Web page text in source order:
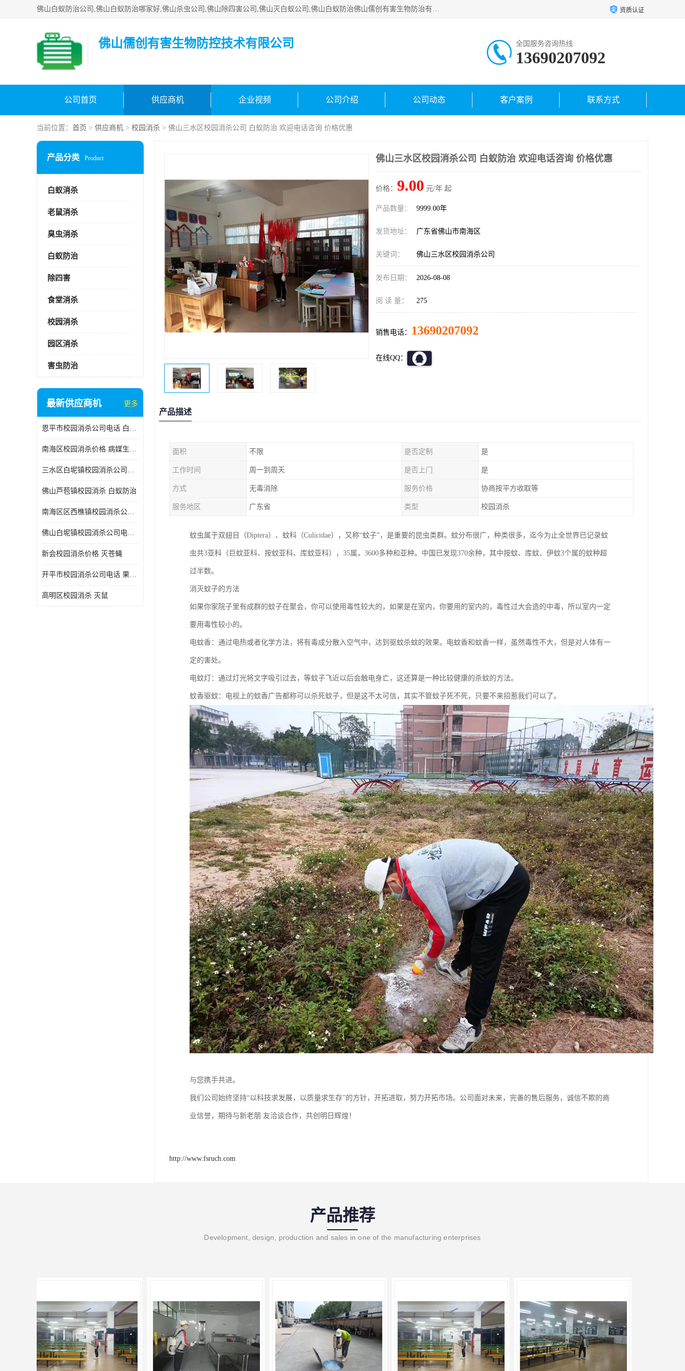
佛山白蚁防治公司,佛山白蚁防治哪家好,佛山杀虫公司,佛山除四害公司,佛山灭白蚁公司,佛山白蚁防治佛山儒创有害生物防治有限公司是一家佛山杀虫公司、佛山除四害公司、佛山灭白蚁公司、佛山白蚁防治公司，让您远离虫害困扰。要问佛山白蚁防治哪家好？佛山儒创有害生物防治有限公司全佛山、广州，正规公司，上门勘查，可靠，售后有保障。 资质认证
佛山儒创有害生物防控技术有限公司 全国服务咨询热线:
13690207092
公司首页 供应商机 企业视频 公司介绍 公司动态 客户案例 联系方式
当前位置： 首页 > 供应商机 > 校园消杀 > 佛山三水区校园消杀公司 白蚁防治 欢迎电话咨询 价格优惠
产品分类 Product
白蚁消杀
老鼠消杀
臭虫消杀
白蚁防治
除四害
食堂消杀
校园消杀
园区消杀
害虫防治
最新供应商机 更多
恩平市校园消杀公司电话 白蚁工程
南海区校园消杀价格 病媒生物防治
三水区白坭镇校园消杀公司电话 消杀记录表
佛山芦苞镇校园消杀 白蚁防治
南海区区西樵镇校园消杀公司 害虫防治
佛山白坭镇校园消杀公司电话 除四害
新会校园消杀价格 灭苍蝇
开平市校园消杀公司电话 果蝇防治
高明区校园消杀 灭鼠
佛山三水区校园消杀公司 白蚁防治 欢迎电话咨询 价格优惠
价格： 9.00 元/年 起
产品数量： 9999.00年
发货地址： 广东省佛山市南海区
关键词： 佛山三水区校园消杀公司
发布日期： 2026-08-08
阅 读 量： 275
销售电话： 13690207092
在线QQ：
产品描述
面积 不限 是否定制 是
工作时间 周一到周天 是否上门 是
方式 无毒消除 服务价格 协商按平方收取等
服务地区 广东省 类型 校园消杀
蚊虫属于双翅目（Diptera）、蚊科（Culicidae），又称“蚊子”，是重要的昆虫类群。蚊分布很广，种类很多，迄今为止全世界已记录蚊
虫共3亚科（巨蚊亚科、按蚊亚科、库蚊亚科），35属，3600多种和亚种。中国已发现370余种，其中按蚊、库蚊、伊蚊3个属的蚊种超
过半数。
消灭蚊子的方法
如果你家院子里有成群的蚊子在聚会，你可以使用毒性较大的，如果是在室内，你要用的室内的，毒性过大会造的中毒，所以室内一定
要用毒性较小的。
电蚊香：通过电热或者化学方法，将有毒成分散入空气中，达到驱蚊杀蚊的效果。电蚊香和蚊香一样，虽然毒性不大，但是对人体有一
定的害处。
电蚊灯：通过灯光将文字吸引过去，等蚊子飞近以后会触电身亡，这还算是一种比较健康的杀蚊的方法。
蚊香驱蚊：电视上的蚊香广告都称可以杀死蚊子，但是这不太可信，其实不管蚊子死不死，只要不来招惹我们可以了。
与您携手共进。
我们公司始终坚持“以科技求发展，以质量求生存”的方针，开拓进取，努力开拓市场。公司面对未来，完善的售后服务，诚信不欺的商
业信誉，期待与新老朋 友洽谈合作，共创明日辉煌！
http://www.fsruch.com
产品推荐
Development, design, production and sales in one of the manufacturing enterprises